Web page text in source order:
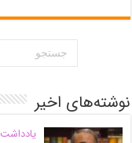
نوشته‌های اخیر